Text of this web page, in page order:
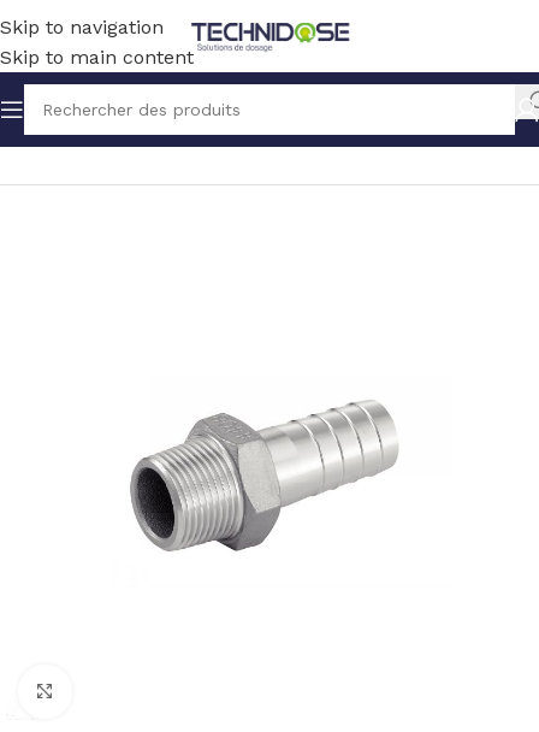
Skip to navigation
Skip to main content
Accueil TUYAUX ET RACCORDS RACCORDS INOX